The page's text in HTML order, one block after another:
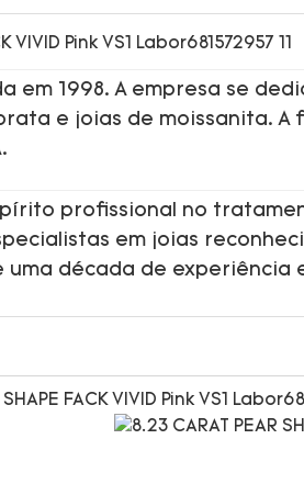
em 1998. A empresa se
e joias de moissanita.
profissional no
em joias
uma década de experiência